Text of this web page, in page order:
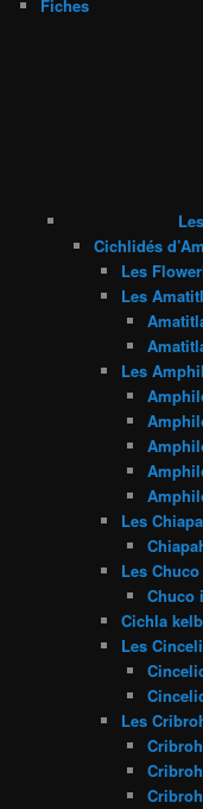
Fiches
Cichlidés
Les
Les
Les
Les
Les Chuco
Chuco
Cichla
Les
Les